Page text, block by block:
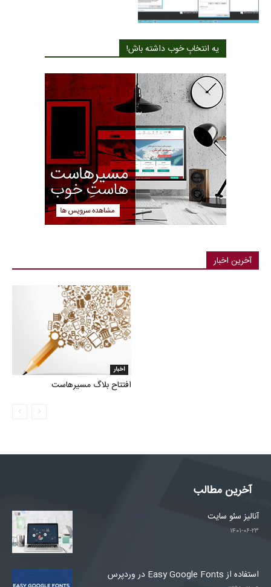
یه انتخابِ خوب داشته باش!
آخرین اخبار
اخبار
افتتاح بلاگ مسیرهاست
آخرین مطالب
آنالیز سئو سایت
۱۴۰۱-۰۶-۲۳
استفاده از Easy Google Fonts در وردپرس